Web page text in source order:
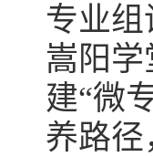
专业
嵩阳
建“微
养路